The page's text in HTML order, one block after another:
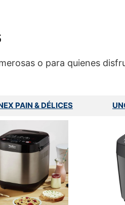
o para quienes
PAIN & DÉLICES